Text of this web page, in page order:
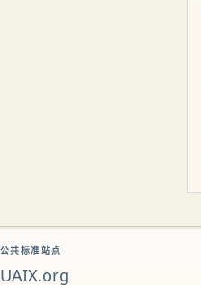
公共标准站点
UAIX.org